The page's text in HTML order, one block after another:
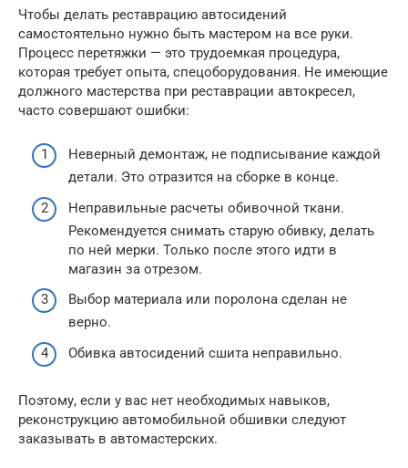
Чтобы делать реставрацию автосидений
самостоятельно нужно быть мастером на все руки.
Процесс перетяжки — это трудоемкая процедура,
которая требует опыта, спецоборудования. Не имеющие
должного мастерства при реставрации автокресел,
часто совершают ошибки:
Неверный демонтаж, не подписывание каждой
детали. Это отразится на сборке в конце.
Неправильные расчеты обивочной ткани.
Рекомендуется снимать старую обивку, делать
по ней мерки. Только после этого идти в
магазин за отрезом.
Выбор материала или поролона сделан не
верно.
Обивка автосидений сшита неправильно.
Поэтому, если у вас нет необходимых навыков,
реконструкцию автомобильной обшивки следуют
заказывать в автомастерских.